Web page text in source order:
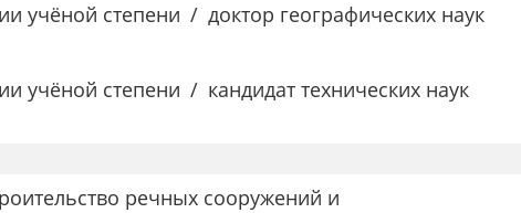
учёной степени
доктор географических наук
учёной степени
кандидат технических наук
речных сооружений и